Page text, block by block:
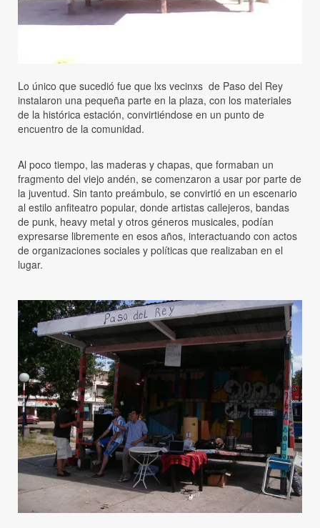
Lo único que sucedió fue que lxs vecinxs de Paso del Rey
instalaron una pequeña parte en la plaza, con los materiales
de la histórica estación, convirtiéndose en un punto de
encuentro de la comunidad.
Al poco tiempo, las maderas y chapas, que formaban un
fragmento del viejo andén, se comenzaron a usar por parte de
la juventud. Sin tanto preámbulo, se convirtió en un escenario
al estilo anfiteatro popular, donde artistas callejeros, bandas
de punk, heavy metal y otros géneros musicales, podían
expresarse libremente en esos años, interactuando con actos
de organizaciones sociales y políticas que realizaban en el
lugar.